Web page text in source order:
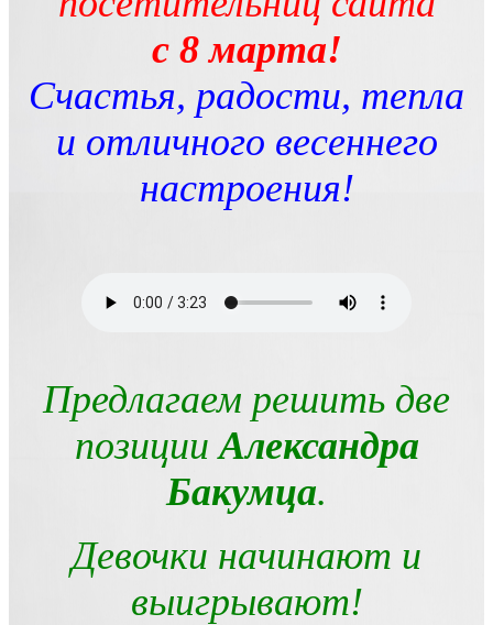
с 8 марта!
Счастья, радости, тепла
и отличного весеннего
настроения!
Предлагаем решить две
позицииАлександра
Бакумца.
Девочки начинают и
выигрывают!